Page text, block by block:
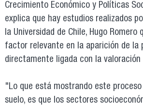
Crecimiento Económico y Políticas
explica que hay estudios realizados
la Universidad de Chile, Hugo Romero
factor relevante en la aparición de la
directamente ligada con la valoración
"Lo que está mostrando este proceso
suelo, es que los sectores